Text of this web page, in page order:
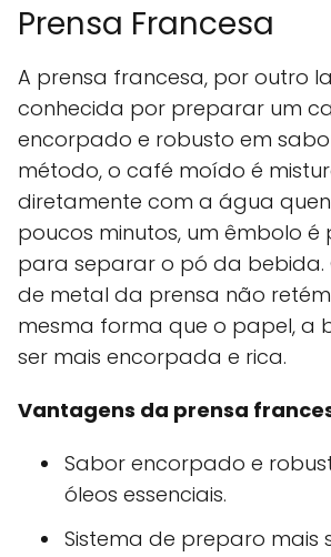
Prensa Francesa
A prensa francesa, por outro
conhecida por preparar um
encorpado e robusto em
método, o café moído é
diretamente com a água
poucos minutos, um êmbolo é
para separar o pó da bebida.
de metal da prensa não
mesma forma que o papel, a
ser mais encorpada e rica.
Vantagens da prensa
Sabor encorpado e
óleos essenciais.
Sistema de preparo mais